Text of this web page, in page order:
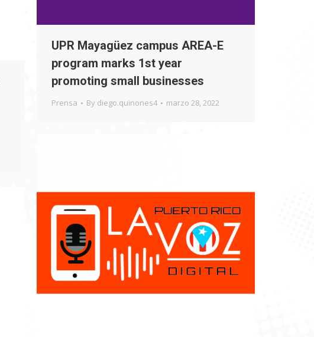
UPR Mayagüez campus AREA-E
program marks 1st year
promoting small businesses
Prensa By diego.quinones4 marzo 28, 2022